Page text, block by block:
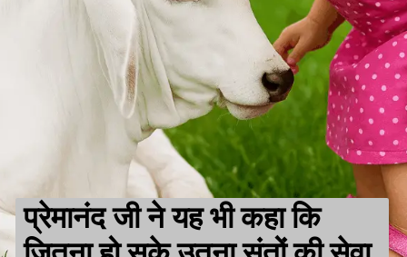
प्रेमानंद जी ने यह भी कहा कि